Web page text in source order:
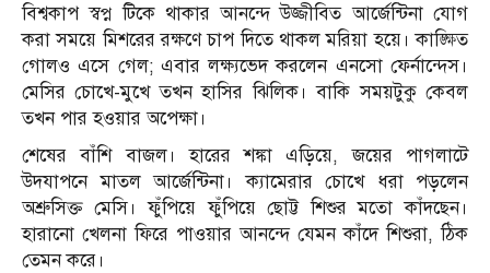
বিশ্বকাপ স্বপ্ন টিকে থাকার আনন্দে উজ্জীবিত আর্জেন্টিনা যোগ
করা সময়ে মিশরের রক্ষণে চাপ দিতে থাকল মরিয়া হয়ে। কাঙ্ক্ষিত
গোলও এসে গেল; এবার লক্ষ্যভেদ করলেন এনসো ফের্নান্দেস।
মেসির চোখে-মুখে তখন হাসির ঝিলিক। বাকি সময়টুকু কেবল
তখন পার হওয়ার অপেক্ষা।
শেষের বাঁশি বাজল। হারের শঙ্কা এড়িয়ে, জয়ের পাগলাটে
উদযাপনে মাতল আর্জেন্টিনা। ক্যামেরার চোখে ধরা পড়লেন
অশ্রুসিক্ত মেসি। ফুঁপিয়ে ফুঁপিয়ে ছোট্ট শিশুর মতো কাঁদছেন।
হারানো খেলনা ফিরে পাওয়ার আনন্দে যেমন কাঁদে শিশুরা, ঠিক
তেমন করে।